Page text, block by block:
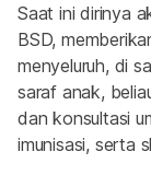
Saat ini dirinya
BSD,
menyeluruh, di
saraf anak,
dan konsultasi
imunisasi, serta